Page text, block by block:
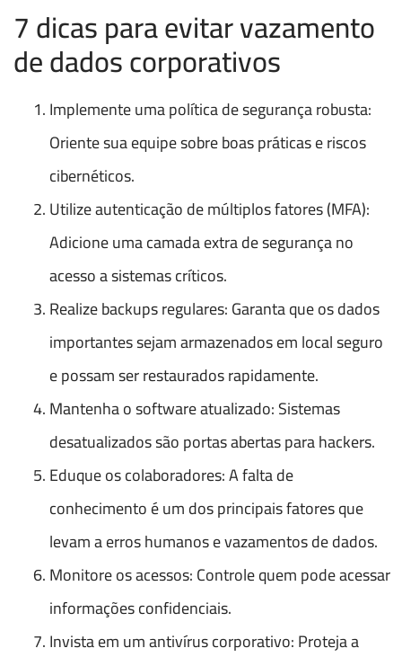
7 dicas para evitar vazamento
de dados corporativos
Implemente uma política de segurança robusta:
Oriente sua equipe sobre boas práticas e riscos
cibernéticos.
Utilize autenticação de múltiplos fatores (MFA):
Adicione uma camada extra de segurança no
acesso a sistemas críticos.
Realize backups regulares: Garanta que os dados
importantes sejam armazenados em local seguro
e possam ser restaurados rapidamente.
Mantenha o software atualizado: Sistemas
desatualizados são portas abertas para hackers.
Eduque os colaboradores: A falta de
conhecimento é um dos principais fatores que
levam a erros humanos e vazamentos de dados.
Monitore os acessos: Controle quem pode acessar
informações confidenciais.
Invista em um antivírus corporativo: Proteja a